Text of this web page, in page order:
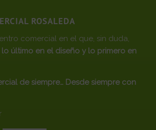
ROSALEDA
comercial en el que, sin duda,
lo último en el diseño y lo primero en
de siempre… Desde siempre con